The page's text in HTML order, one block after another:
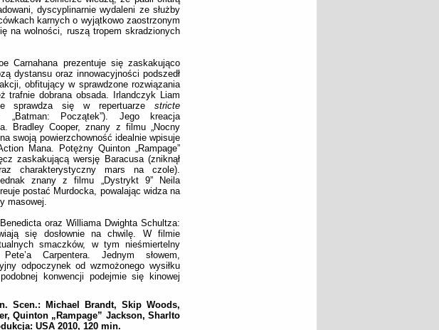
dyscyplinarnie wydaleni ze służby
karnych o wyjątkowo zaostrzonym
na wolności, ruszą tropem skradzionych
Carnahana prezentuje się zaskakująco
dystansu oraz innowacyjności podszedł
obfitujący w sprawdzone rozwiązania
trafnie dobrana obsada. Irlandczyk Liam
sprawdza się w repertuarze stricte
„Batman: Początek”). Jego kreacja
Bradley Cooper, znany z filmu „Nocny
swoją powierzchowność idealnie wpisuje
Mana. Potężny Quinton „Rampage”
zaskakującą wersję Baracusa (zniknął
charakterystyczny mars na czole).
znany z filmu „Dystrykt 9” Neila
postać Murdocka, powalając widza na
masowej.
oraz Williama Dwighta Schultza:
się dosłownie na chwilę. W filmie
smaczków, w tym nieśmiertelny
Carpentera. Jednym słowem,
odpoczynek od wzmożonego wysiłku
konwencji podejmie się kinowej
Scen.: Michael Brandt, Skip Woods,
Quinton „Rampage” Jackson, Sharlto
USA 2010, 120 min.